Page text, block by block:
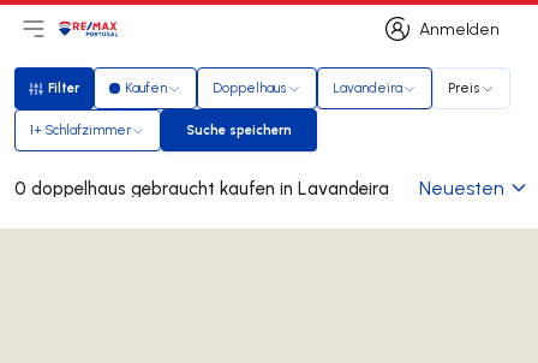
Anmelden
Anmelden
Hauptmenü öffnen
LogoZur Startseite
Filter
Filter Kaufen Doppelhaus Lavandeira Preis
1+ Schlafzimmer Suche speichern
Suche speichern
0 doppelhaus gebraucht kaufen in Lavandeira Neuesten